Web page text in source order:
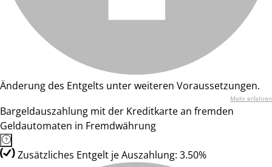
Änderung des Entgelts unter weiteren Voraussetzungen.
Mehr erfahren
Bargeldauszahlung mit der Kreditkarte an fremden
Geldautomaten in Fremdwährung
Zusätzliches Entgelt je Auszahlung: 3.50%